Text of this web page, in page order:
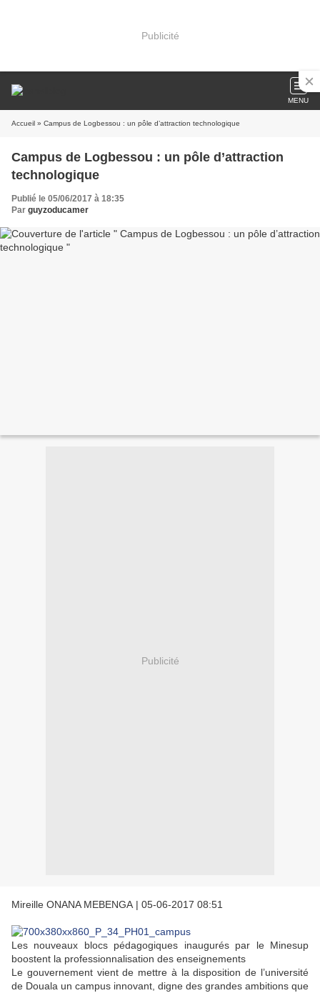
Publicité
MENU
Accueil » Campus de Logbessou : un pôle d’attraction technologique
Campus de Logbessou : un pôle d’attraction
technologique
Publié le 05/06/2017 à 18:35
Par guyzoducamer
Publicité
Mireille ONANA MEBENGA | 05-06-2017 08:51
Les nouveaux blocs pédagogiques inaugurés par le Minesup
boostent la professionnalisation des enseignements
Le gouvernement vient de mettre à la disposition de l’université
de Douala un campus innovant, digne des grandes ambitions que